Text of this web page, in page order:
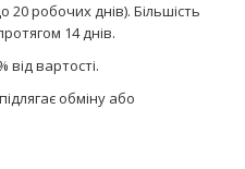
20 робочих днів). Більшість
14 днів.
вартості.
обміну або